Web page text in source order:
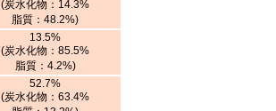
(炭水化物：14.3%
脂質：48.2%)
13.5%
(炭水化物：85.5%
脂質：4.2%)
52.7%
(炭水化物：63.4%